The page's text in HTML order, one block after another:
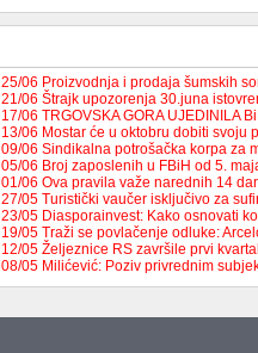
25/06 Proizvodnja i prodaja šumskih
21/06 Štrajk upozorenja 30.juna
17/06 TRGOVSKA GORA UJEDINILA
13/06 Mostar će u oktobru dobiti svoju
09/06 Sindikalna potrošačka korpa za
05/06 Broj zaposlenih u FBiH od 5.
01/06 Ova pravila važe narednih 14
27/05 Turistički vaučer isključivo za
23/05 Diasporainvest: Kako osnovati
19/05 Traži se povlačenje odluke:
12/05 Željeznice RS završile prvi
08/05 Milićević: Poziv privrednim